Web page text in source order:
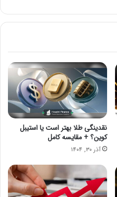
نقدینگی طلا بهتر است یا استیبل
کوین؟ + مقایسه کامل
آذر ۳۰, ۱۴۰۴